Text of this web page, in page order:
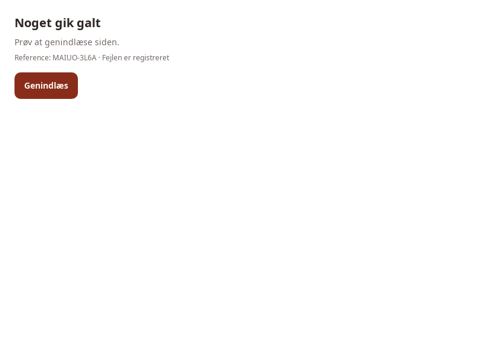
Noget gik galt
Prøv at genindlæse siden.
Reference: MAIUO-3L6A · Fejlen er registreret
Genindlæs